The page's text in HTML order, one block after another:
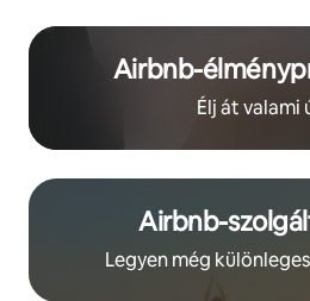
Airbnb-
Élj át valami
Airbnb-
Legyen még